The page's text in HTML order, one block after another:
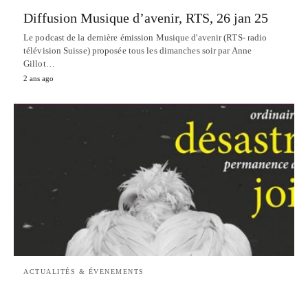
Diffusion Musique d’avenir, RTS, 26 jan 25
Le podcast de la dernière émission Musique d'avenir (RTS- radio
télévision Suisse) proposée tous les dimanches soir par Anne
Gillot…
2 ans ago
ACTUALITÉS & ÉVENEMENTS